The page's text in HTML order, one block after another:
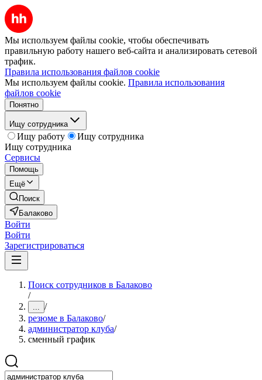
Мы используем файлы cookie, чтобы обеспечивать
правильную работу нашего веб-сайта и анализировать сетевой
трафик.
Правила использования файлов cookie
Мы используем файлы cookie. Правила использования
файлов cookie
Понятно
Ищу сотрудника
Ищу работу
Ищу сотрудника
Ищу сотрудника
Сервисы
Помощь
Ещё
Поиск
Балаково
Войти
Войти
Зарегистрироваться
Поиск сотрудников в Балаково
/
... /
резюме в Балаково/
администратор клуба/
сменный график